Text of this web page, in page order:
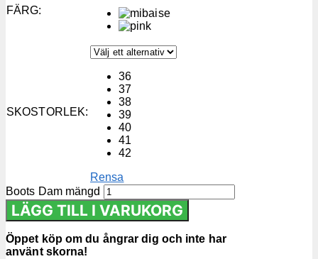
FÄRG:
SKOSTORLEK:
36
37
38
39
40
41
42
Rensa
Boots Dam mängd
LÄGG TILL I VARUKORG
Öppet köp om du ångrar dig och inte har
använt skorna!